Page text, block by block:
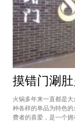
火锅多年来一直都是
种各样的单品为特色
费者的喜爱，是一个